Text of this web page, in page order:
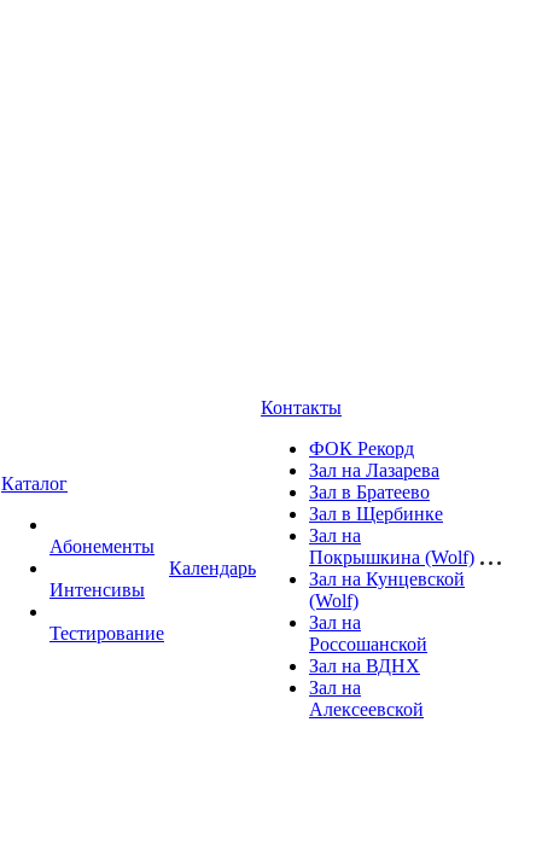
Каталог
Абонементы
Интенсивы
Тестирование
Календарь
Контакты
ФОК Рекорд
Зал на Лазарева
Зал в Братеево
Зал в Щербинке
Зал на
Покрышкина (Wolf)
Зал на Кунцевской
(Wolf)
Зал на
Россошанской
Зал на ВДНХ
Зал на
Алексеевской